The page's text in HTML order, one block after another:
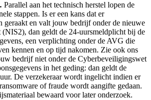
Parallel aan het technisch herstel lopen de
stappen. Is er een kans dat er
geraakt en valt jouw bedrijf onder de nieuwe
dan geldt de 24-uursmeldplicht bij de
een verplichting onder de AVG die
kennen en op tijd nakomen. Zie ook ons
bedrijf niet onder de Cyberbeveiligingswet
in het geding: dan geldt de
De verzekeraar wordt ingelicht indien er
of fraude wordt aangifte gedaan.
bewaard voor later onderzoek.